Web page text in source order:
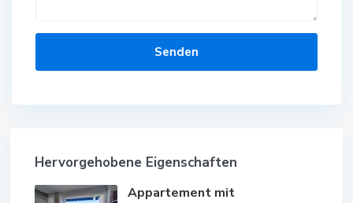
Hervorgehobene Eigenschaften
Appartement mit